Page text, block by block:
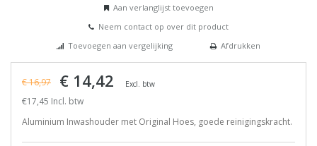
Aan verlanglijst toevoegen
Neem contact op over dit product
Toevoegen aan vergelijking
Afdrukken
€ 16,97 € 14,42 Excl. btw
€17,45 Incl. btw
Aluminium Inwashouder met Original Hoes, goede reinigingskracht.